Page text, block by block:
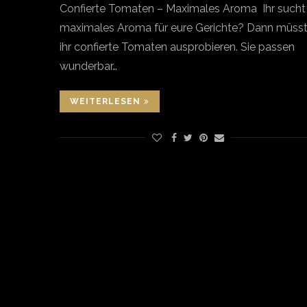
Confierte Tomaten – Maximales Aroma Ihr sucht
maximales Aroma für eure Gerichte? Dann müsst
ihr confierte Tomaten ausprobieren. Sie passen
wunderbar…
WEITERLESEN